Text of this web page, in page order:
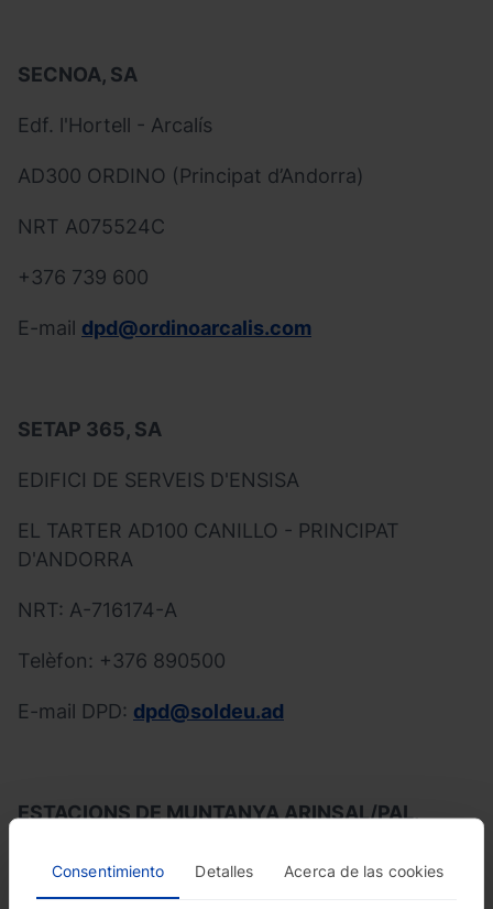
Consentimiento Detalles Acerca de las cookies
SECNOA, SA
Edf. l'Hortell - Arcalís
AD300 ORDINO (Principat d’Andorra)
NRT A075524C
+376 739 600
E-mail dpd@ordinoarcalis.com
SETAP 365, SA
EDIFICI DE SERVEIS D'ENSISA
EL TARTER AD100 CANILLO - PRINCIPAT
D'ANDORRA
NRT: A-716174-A
Telèfon: +376 890500
E-mail DPD: dpd@soldeu.ad
ESTACIONS DE MUNTANYA ARINSAL/PAL,
EDIFICI EL PLANELL